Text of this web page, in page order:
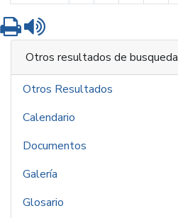
Imprimir
Otros resultados de busqueda
Otros Resultados
Calendario
Documentos
Galería
Glosario